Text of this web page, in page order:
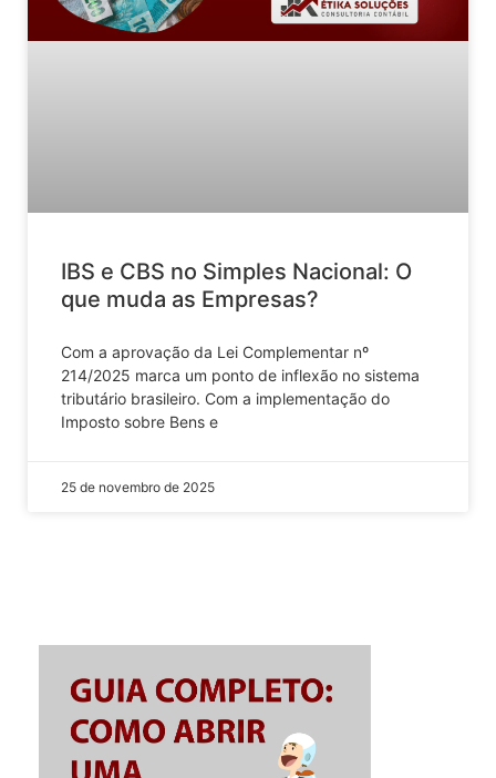
IBS e CBS no Simples Nacional: O
que muda as Empresas?
Com a aprovação da Lei Complementar nº
214/2025 marca um ponto de inflexão no sistema
tributário brasileiro. Com a implementação do
Imposto sobre Bens e
25 de novembro de 2025